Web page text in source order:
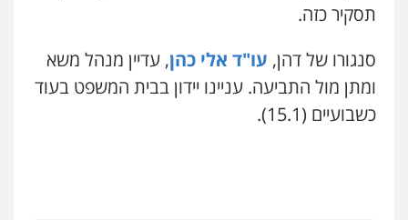
תסקיר כזה.
סנגורו של דהן, עו"ד אלי כהן, עדיין מנהל משא
ומתן מול התביעה. עניינו יידון בבית המשפט בעוד
כשבועיים (15.1).
עבירות כלכליות הלבנת הון חילוטים
עבירות פליליות
0544385337